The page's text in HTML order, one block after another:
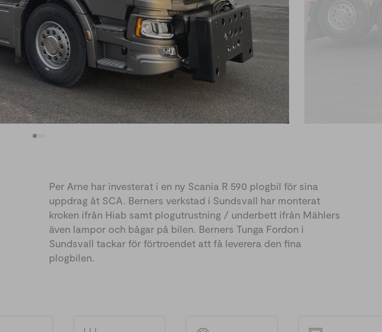
Per Arne har investerat i en ny Scania R 590 plogbil för sina
uppdrag åt SCA. Berners verkstad i Sundsvall har monterat
kroken ifrån Hiab samt plogutrustning / underbett ifrån Mählers
även lampor och bågar på bilen. Berners Tunga Fordon i
Sundsvall tackar för förtroendet att få leverera den fina
plogbilen.